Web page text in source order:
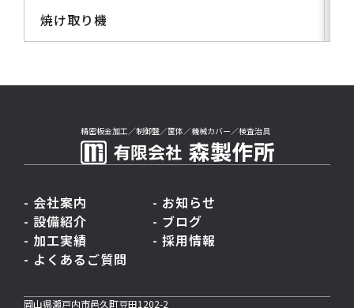
焼け取り機
精密板金加工／制御盤／筐体／機械カバー／検査治具
- 会社案内
- お知らせ
- 設備紹介
- ブログ
- 加工実績
- 採用情報
- よくあるご質問
岡山県瀬戸内市邑久町豆田1202-2